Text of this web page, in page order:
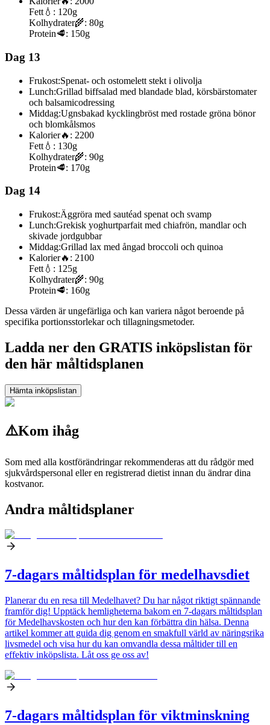
Fett 💧: 120g
Kolhydrater🌾: 80g
Protein🥩: 150g
Dag 13
Frukost:Spenat- och ostomelett stekt i olivolja
Lunch:Grillad biffsalad med blandade blad, körsbärstomater
och balsamicodressing
Middag:Ugnsbakad kycklingbröst med rostade gröna bönor
och blomkålsmos
Kalorier🔥: 2200
Fett 💧: 130g
Kolhydrater🌾: 90g
Protein🥩: 170g
Dag 14
Frukost:Äggröra med sautéad spenat och svamp
Lunch:Grekisk yoghurtparfait med chiafrön, mandlar och
skivade jordgubbar
Middag:Grillad lax med ångad broccoli och quinoa
Kalorier🔥: 2100
Fett 💧: 125g
Kolhydrater🌾: 90g
Protein🥩: 160g
Dessa värden är ungefärliga och kan variera något beroende på
specifika portionsstorlekar och tillagningsmetoder.
Ladda ner den GRATIS inköpslistan för
den här måltidsplanen
Hämta inköpslistan
⚠️Kom ihåg
Som med alla kostförändringar rekommenderas att du rådgör med
sjukvårdspersonal eller en registrerad dietist innan du ändrar dina
kostvanor.
Andra måltidsplaner
7-dagars måltidsplan för medelhavsdiet
Planerar du en resa till Medelhavet? Du har något riktigt spännande
framför dig! Upptäck hemligheterna bakom en 7-dagars måltidsplan
för Medelhavskosten och hur den kan förbättra din hälsa. Denna
artikel kommer att guida dig genom en smakfull värld av näringsrika
livsmedel och visa hur du kan omvandla dessa måltider till en
effektiv inköpslista. Låt oss ge oss av!
7-dagars måltidsplan för viktminskning